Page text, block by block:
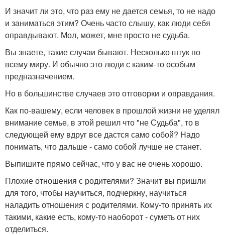
И значит ли это, что раз ему не дается семья, то не надо
и заниматься этим? Очень часто слышу, как люди себя
оправдывают. Мол, может, мне просто не судьба.
Вы знаете, такие случаи бывают. Несколько штук по
всему миру. И обычно это люди с каким-то особым
предназначением.
Но в большинстве случаев это отговорки и оправдания.
Как по-вашему, если человек в прошлой жизни не уделял
внимание семье, в этой решил что "не Судьба", то в
следующей ему вдруг все дастся само собой? Надо
понимать, что дальше - само собой лучше не станет.
Выпишите прямо сейчас, что у вас не очень хорошо.
Плохие отношения с родителями? Значит вы пришли
для того, чтобы научиться, подчеркну, научиться
наладить отношения с родителями. Кому-то принять их
такими, какие есть, кому-то наоборот - суметь от них
отделиться.